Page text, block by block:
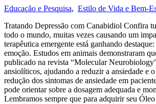
Educação e Pesquisa, Estilo de Vida e Bem-
Tratando Depressão com Canabidiol Confira
todo o mundo, muitas vezes causando um
terapêutica emergente está ganhando
emoção. Estudos em animais demonstraram
publicado na revista “Molecular
ansiolíticos, ajudando a reduzir a ansiedade e
redução dos sintomas de ansiedade em
pode orientar sobre a dosagem adequada e
Lembramos sempre que para adquirir seu